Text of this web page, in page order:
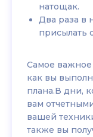
натощак.
Два раза в
присылать
Самое важное
как вы
плана.В дни,
вам
вашей
также вы